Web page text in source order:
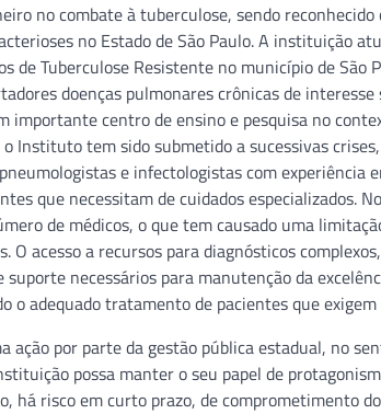
no combate à tuberculose, sendo
no Estado de São Paulo. A instituição
de Tuberculose Resistente no município de São
doenças pulmonares crônicas de
centro de ensino e pesquisa no
Instituto tem sido submetido a sucessivas
e infectologistas com experiência
que necessitam de cuidados especializados.
de médicos, o que tem causado uma
acesso a recursos para diagnósticos
necessários para manutenção da
adequado tratamento de pacientes que exigem
por parte da gestão pública estadual, no
possa manter o seu papel de
há risco em curto prazo, de comprometimento